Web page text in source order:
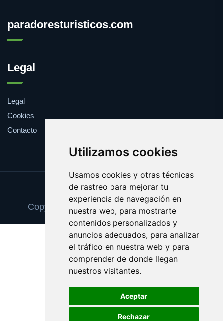
Utilizamos cookies
Usamos cookies y otras técnicas
de rastreo para mejorar tu
experiencia de navegación en
nuestra web, para mostrarte
contenidos personalizados y
anuncios adecuados, para analizar
el tráfico en nuestra web y para
comprender de donde llegan
nuestros visitantes.
Aceptar
Rechazar
paradoresturisticos.com
Legal
Legal
Cookies
Contacto
Update cookies preferences
Copyright © 2025 paradoresturisticos.com